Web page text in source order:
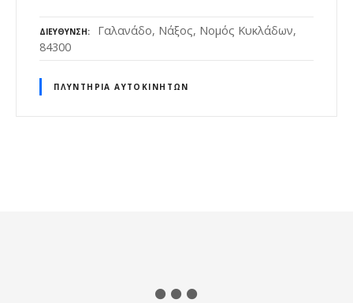
ΔΙΕΎΘΥΝΣΗ
Γαλανάδο, Νάξος, Νομός Κυκλάδων,
84300
ΠΛΥΝΤΉΡΙΑ ΑΥΤΟΚΙΝΉΤΩΝ